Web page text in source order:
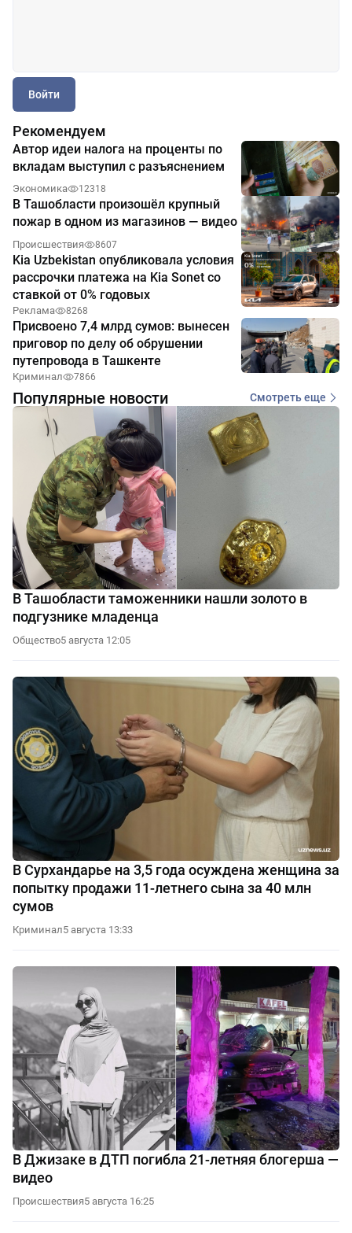
Войти
Рекомендуем
Автор идеи налога на проценты по
вкладам выступил с разъяснением
Экономика 12318
В Ташобласти произошёл крупный
пожар в одном из магазинов — видео
Происшествия 8607
Kia Uzbekistan опубликовала условия
рассрочки платежа на Kia Sonet со
ставкой от 0% годовых
Реклама 8268
Присвоено 7,4 млрд сумов: вынесен
приговор по делу об обрушении
путепровода в Ташкенте
Криминал 7866
Популярные новости Смотреть еще
В Ташобласти таможенники нашли золото в
подгузнике младенца
Общество5 августа 12:05
В Сурхандарье на 3,5 года осуждена женщина за
попытку продажи 11-летнего сына за 40 млн
сумов
Криминал5 августа 13:33
В Джизаке в ДТП погибла 21-летняя блогерша —
видео
Происшествия5 августа 16:25